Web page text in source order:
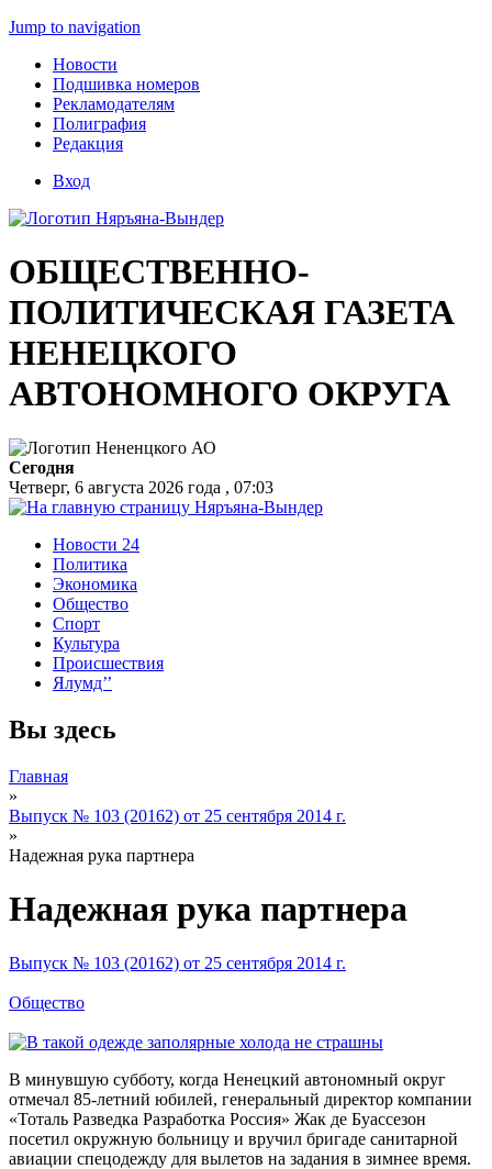
Jump to navigation
Новости
Подшивка номеров
Рекламодателям
Полиграфия
Редакция
Вход
ОБЩЕСТВЕННО-
ПОЛИТИЧЕСКАЯ ГАЗЕТА
НЕНЕЦКОГО
АВТОНОМНОГО ОКРУГА
Сегодня
Четверг, 6 августа 2026 года , 07:03
Новости 24
Политика
Экономика
Общество
Спорт
Культура
Происшествия
Ялумд’’
Вы здесь
Главная
»
Выпуск № 103 (20162) от 25 сентября 2014 г.
»
Надежная рука партнера
Надежная рука партнера
Выпуск № 103 (20162) от 25 сентября 2014 г.
Общество
В минувшую субботу, когда Ненецкий автономный округ
отмечал 85-летний юбилей, генеральный директор компании
«Тоталь Разведка Разработка Россия» Жак де Буассезон
посетил окружную больницу и вручил бригаде санитарной
авиации спецодежду для вылетов на задания в зимнее время.